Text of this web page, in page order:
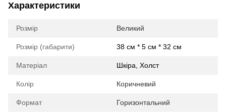
Характеристики
Розмір Великий
Розмір (габарити) 38 см * 5 см * 32 см
Матеріал Шкіра, Холст
Колір Коричневий
Формат Горизонтальний